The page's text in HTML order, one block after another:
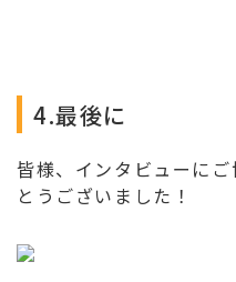
4.最後に
皆様、インタビューに
とうございました！